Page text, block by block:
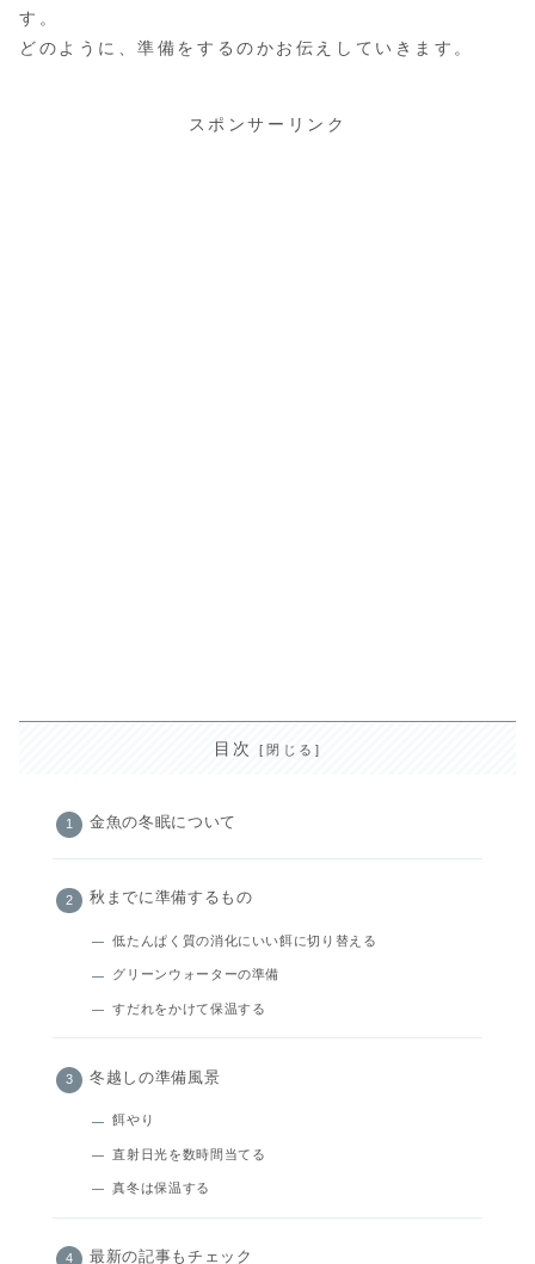
す。
どのように、準備をするのかお伝えしていきます。
スポンサーリンク
目次
金魚の冬眠について
秋までに準備するもの
低たんぱく質の消化にいい餌に切り替える
グリーンウォーターの準備
すだれをかけて保温する
冬越しの準備風景
餌やり
直射日光を数時間当てる
真冬は保温する
最新の記事もチェック